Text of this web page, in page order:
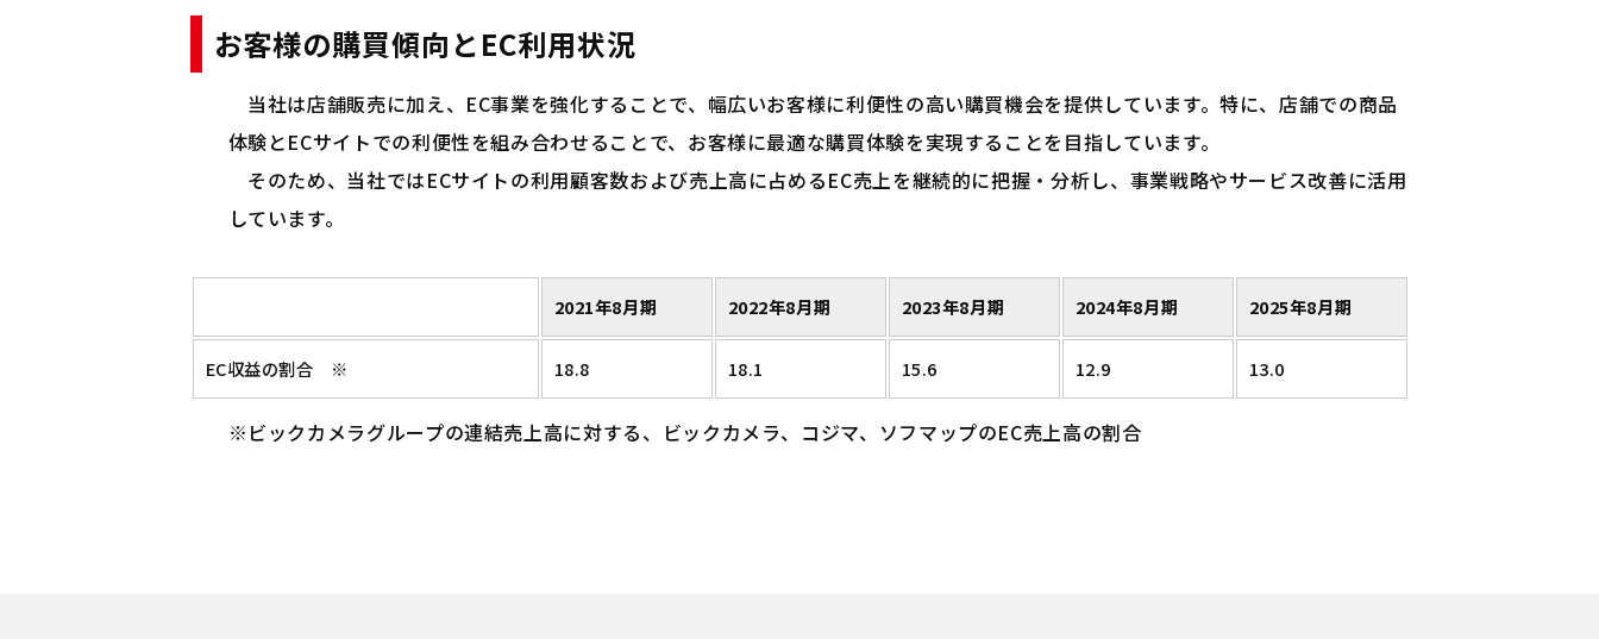
お客様の購買傾向とEC利用状況
当社は店舗販売に加え、EC事業を強化することで、幅広いお客様に利便性の高い購買機会を提供しています。特に、店舗での商品
体験とECサイトでの利便性を組み合わせることで、お客様に最適な購買体験を実現することを目指しています。
そのため、当社ではECサイトの利用顧客数および売上高に占めるEC売上を継続的に把握・分析し、事業戦略やサービス改善に活用
しています。
2021年8月期 2022年8月期 2023年8月期 2024年8月期 2025年8月期
EC収益の割合 ※ 18.8 18.1 15.6 12.9 13.0
※ビックカメラグループの連結売上高に対する、ビックカメラ、コジマ、ソフマップのEC売上高の割合